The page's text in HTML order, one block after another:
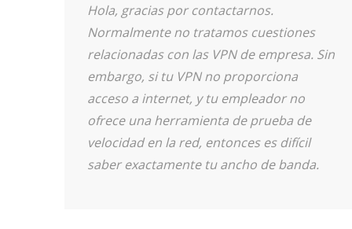
Hola, gracias por contactarnos.
Normalmente no tratamos cuestiones
relacionadas con las VPN de empresa. Sin
embargo, si tu VPN no proporciona
acceso a internet, y tu empleador no
ofrece una herramienta de prueba de
velocidad en la red, entonces es difícil
saber exactamente tu ancho de banda.